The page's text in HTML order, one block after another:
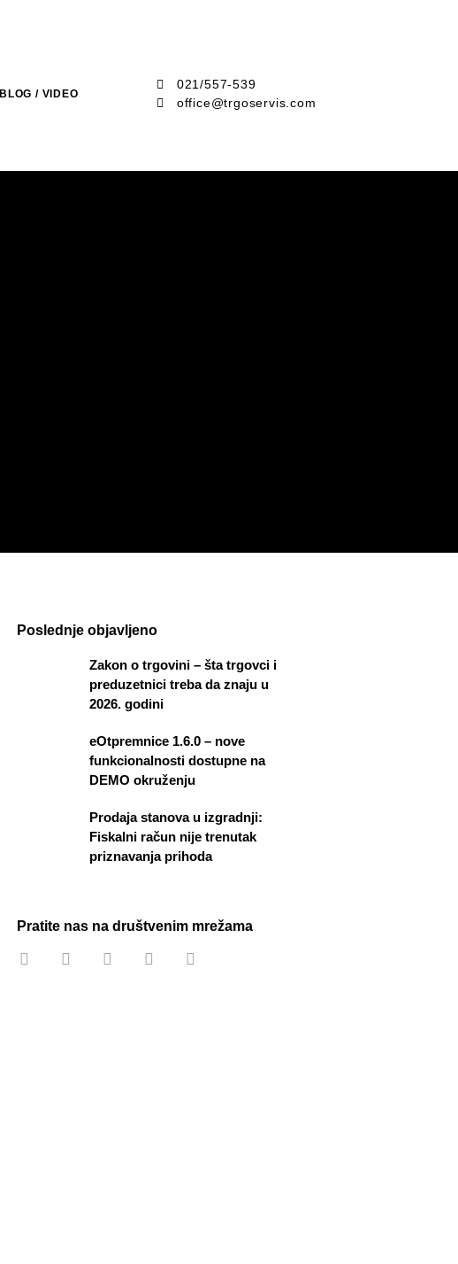
BLOG / VIDEO
021/557-539
office@trgoservis.com
Poslednje objavljeno
Zakon o trgovini – šta trgovci i
preduzetnici treba da znaju u
2026. godini
eOtpremnice 1.6.0 – nove
funkcionalnosti dostupne na
DEMO okruženju
Prodaja stanova u izgradnji:
Fiskalni račun nije trenutak
priznavanja prihoda
Pratite nas na društvenim mrežama